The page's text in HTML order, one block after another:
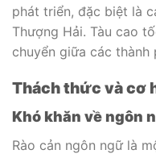
phát triển, đặc biệt là
Thượng Hải. Tàu cao
chuyển giữa các thành
Thách thức và cơ
Khó khăn về ngôn
Rào cản ngôn ngữ là